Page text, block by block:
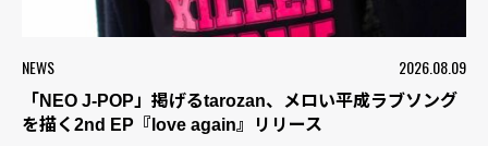
NEWS 2026.08.09
「NEO J-POP」掲げるtarozan、メロい平成ラブソング
を描く2nd EP『love again』リリース